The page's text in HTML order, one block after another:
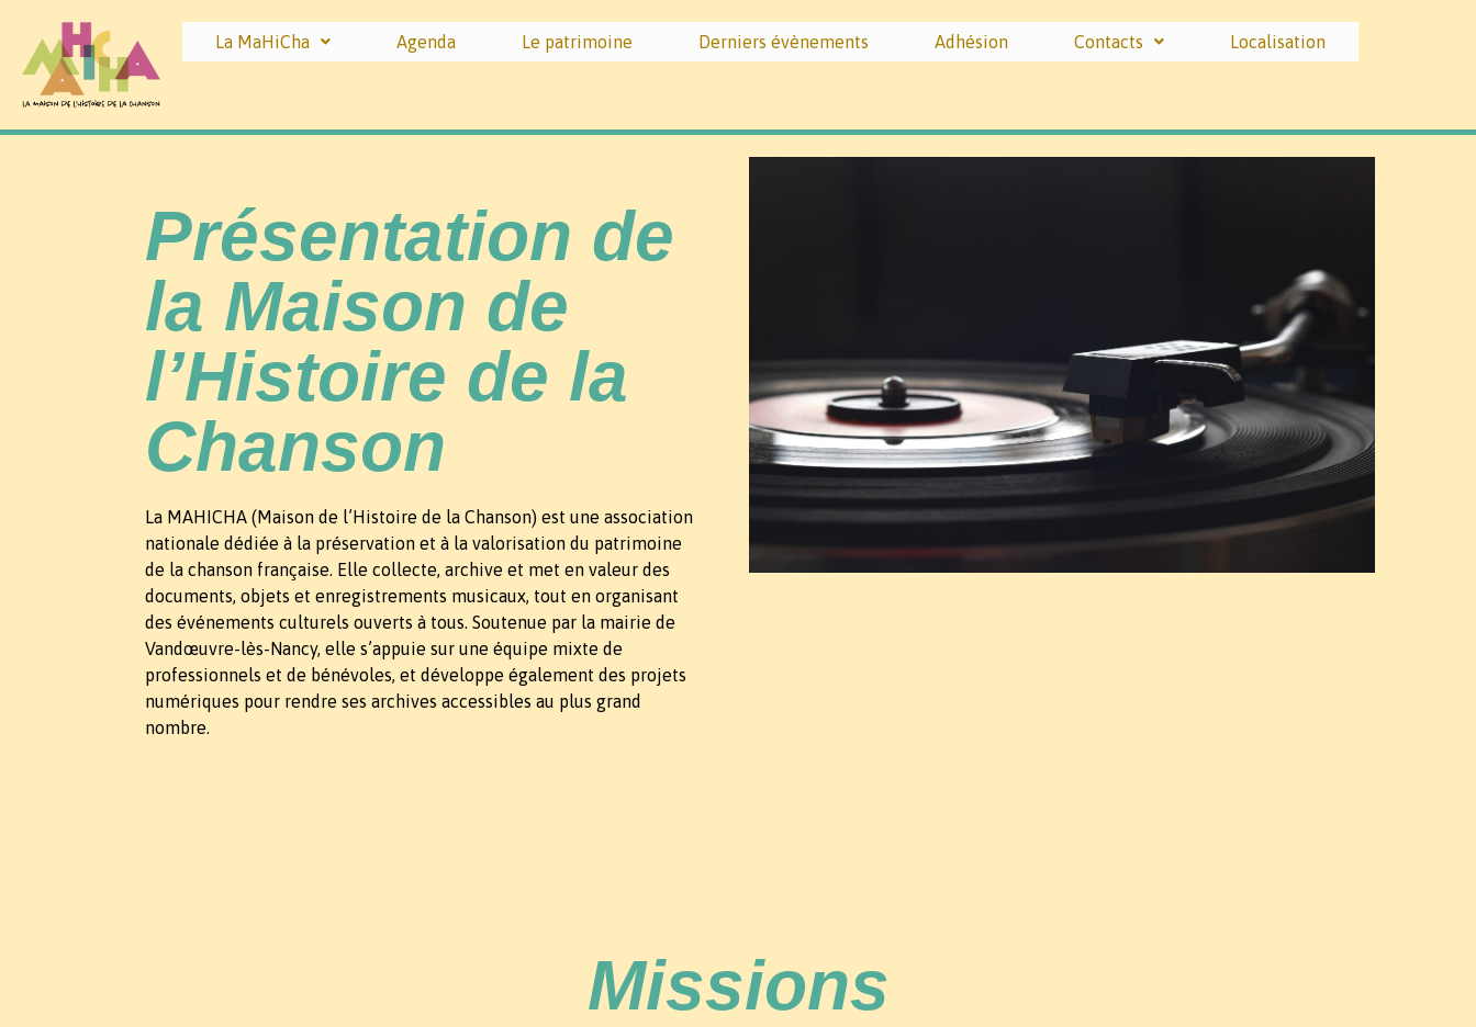
La MaHiCha Agenda Le patrimoine Derniers évènements Adhésion Contacts Localisation
Présentation de
la Maison de
l’Histoire de la
Chanson
La MAHICHA (Maison de l’Histoire de la Chanson) est une association
nationale dédiée à la préservation et à la valorisation du patrimoine
de la chanson française. Elle collecte, archive et met en valeur des
documents, objets et enregistrements musicaux, tout en organisant
des événements culturels ouverts à tous. Soutenue par la mairie de
Vandœuvre-lès-Nancy, elle s’appuie sur une équipe mixte de
professionnels et de bénévoles, et développe également des projets
numériques pour rendre ses archives accessibles au plus grand
nombre.
Missions